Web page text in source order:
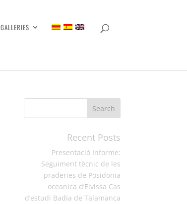
GALLERIES
Recent Posts
Presentació Informe:
Seguiment tècnic de les
praderies de Posidonia
oceanica d’Eivissa Cas
d’estudi Badia de Talamanca